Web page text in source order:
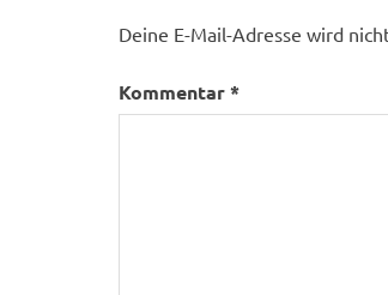
Deine E-Mail-Adresse wird
Kommentar*